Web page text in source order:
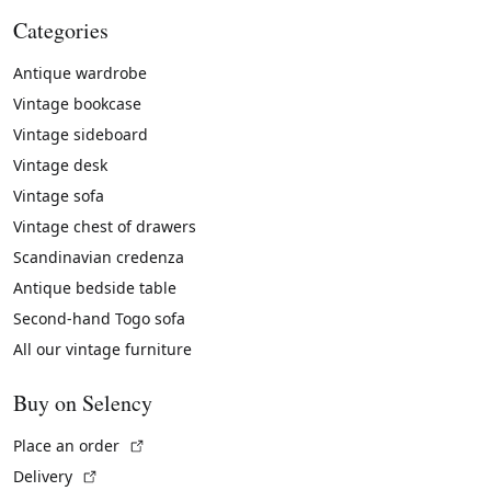
Categories
Antique wardrobe
Vintage bookcase
Vintage sideboard
Vintage desk
Vintage sofa
Vintage chest of drawers
Scandinavian credenza
Antique bedside table
Second-hand Togo sofa
All our vintage furniture
Buy on Selency
Place an order
Delivery